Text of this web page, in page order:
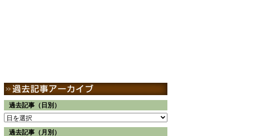
過去記事（日別）
過去記事（月別）